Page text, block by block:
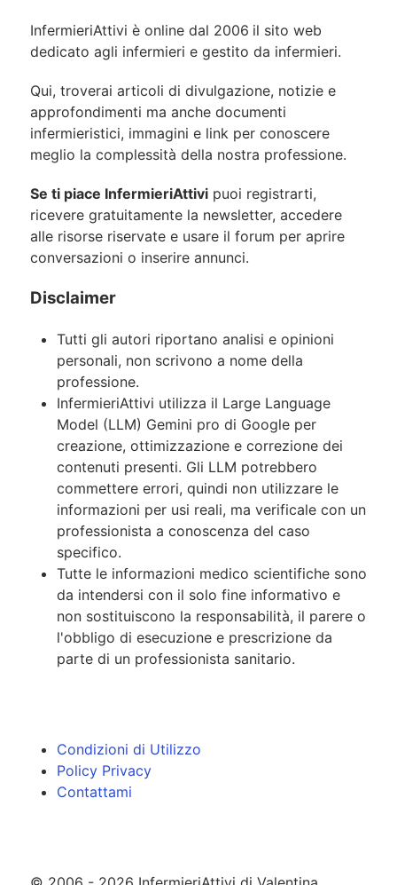
InfermieriAttivi è online dal 2006 il sito web
dedicato agli infermieri e gestito da infermieri.
Qui, troverai articoli di divulgazione, notizie e
approfondimenti ma anche documenti
infermieristici, immagini e link per conoscere
meglio la complessità della nostra professione.
Se ti piace InfermieriAttivi puoi registrarti,
ricevere gratuitamente la newsletter, accedere
alle risorse riservate e usare il forum per aprire
conversazioni o inserire annunci.
Disclaimer
Tutti gli autori riportano analisi e opinioni
personali, non scrivono a nome della
professione.
InfermieriAttivi utilizza il Large Language
Model (LLM) Gemini pro di Google per
creazione, ottimizzazione e correzione dei
contenuti presenti. Gli LLM potrebbero
commettere errori, quindi non utilizzare le
informazioni per usi reali, ma verificale con un
professionista a conoscenza del caso
specifico.
Tutte le informazioni medico scientifiche sono
da intendersi con il solo fine informativo e
non sostituiscono la responsabilità, il parere o
l'obbligo di esecuzione e prescrizione da
parte di un professionista sanitario.
Condizioni di Utilizzo
Policy Privacy
Contattami